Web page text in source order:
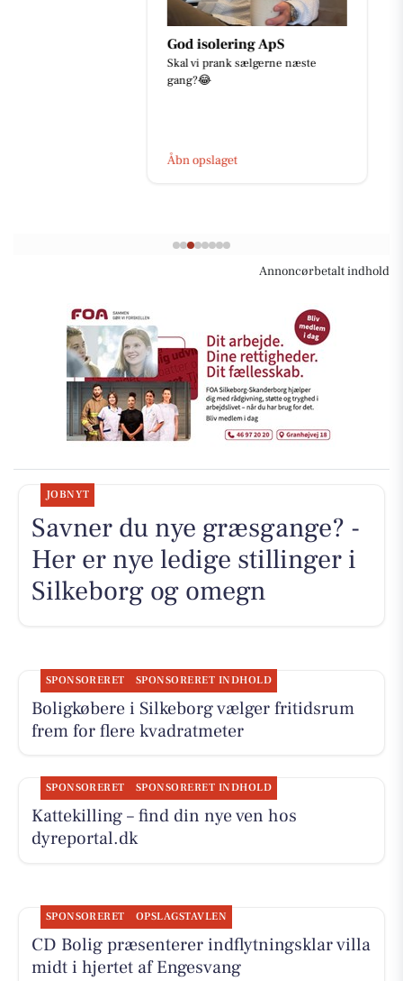
God isolering ApS
Skal vi prank sælgerne næste
Åbn opslaget
Annoncørbetalt indhold
JOBNYT
Savner du nye græsgange? -
Her er nye ledige stillinger i
Silkeborg og omegn
SPONSORERET SPONSORERET INDHOLD
Boligkøbere i Silkeborg vælger fritidsrum
frem for flere kvadratmeter
SPONSORERET SPONSORERET INDHOLD
Kattekilling – find din nye ven hos
dyreportal.dk
SPONSORERET OPSLAGSTAVLEN
CD Bolig præsenterer indflytningsklar villa
midt i hjertet af Engesvang